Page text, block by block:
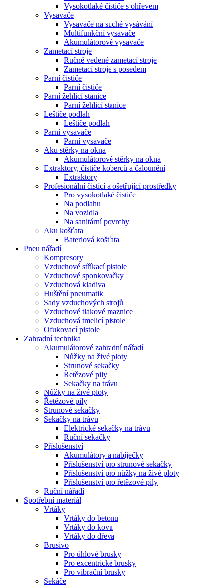
Vysokotlaké čističe s ohřevem
Vysavače
Vysavače na suché vysávání
Multifunkční vysavače
Akumulátorové vysavače
Zametací stroje
Ručně vedené zametací stroje
Zametací stroje s posedem
Parní čističe
Parní čističe
Parní žehlicí stanice
Parní žehlicí stanice
Leštiče podlah
Leštiče podlah
Parní vysavače
Parní vysavače
Aku stěrky na okna
Akumulátorové stěrky na okna
Extraktory, čističe koberců a čalounění
Extraktory
Profesionální čistící a ošetřující prostředky
Pro vysokotlaké čističe
Na podlahu
Na vozidla
Na sanitární povrchy
Aku košťata
Bateriová košťata
Pneu nářadí
Kompresory
Vzduchové stříkací pistole
Vzduchové sponkovačky
Vzduchová kladiva
Huštění pneumatik
Sady vzduchových strojů
Vzduchové tlakové maznice
Vzduchová tmelicí pistole
Ofukovací pistole
Zahradní technika
Akumulátorové zahradní nářadí
Nůžky na živé ploty
Strunové sekačky
Řetězové pily
Sekačky na trávu
Nůžky na živé ploty
Řetězové pily
Strunové sekačky
Sekačky na trávu
Elektrické sekačky na trávu
Ruční sekačky
Příslušenství
Akumulátory a nabíječky
Příslušenství pro strunové sekačky
Příslušenství pro nůžky na živé ploty
Příslušenství pro řetězové pily
Ruční nářadí
Spotřební materiál
Vrtáky
Vrtáky do betonu
Vrtáky do kovu
Vrtáky do dřeva
Brusivo
Pro úhlové brusky
Pro excentrické brusky
Pro vibrační brusky
Sekáče